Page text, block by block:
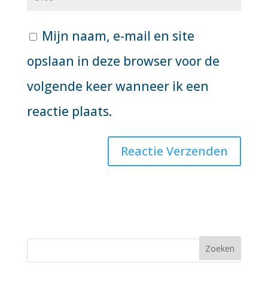
Mijn naam, e-mail en site
opslaan in deze browser voor de
volgende keer wanneer ik een
reactie plaats.